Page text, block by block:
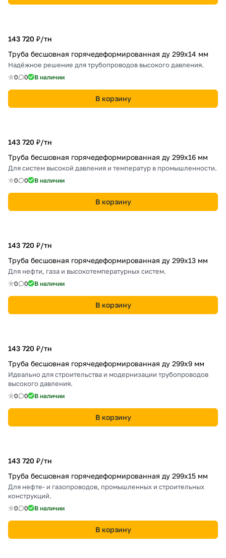
143 720 ₽/тн
Труба бесшовная горячедеформированная ду 299х14 мм
Надёжное решение для трубопроводов высокого давления.
0 0 В наличии
В корзину
143 720 ₽/тн
Труба бесшовная горячедеформированная ду 299х16 мм
Для систем высокой давления и температур в промышленности.
0 0 В наличии
В корзину
143 720 ₽/тн
Труба бесшовная горячедеформированная ду 299х13 мм
Для нефти, газа и высокотемпературных систем.
0 0 В наличии
В корзину
143 720 ₽/тн
Труба бесшовная горячедеформированная ду 299х9 мм
Идеально для строительства и модернизации трубопроводов
высокого давления.
0 0 В наличии
В корзину
143 720 ₽/тн
Труба бесшовная горячедеформированная ду 299х15 мм
Для нефте- и газопроводов, промышленных и строительных
конструкций.
0 0 В наличии
В корзину